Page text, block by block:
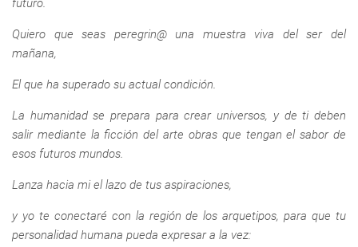
futuro.
Quiero que seas peregrin@ una muestra viva del ser del
mañana,
El que ha superado su actual condición.
La humanidad se prepara para crear universos, y de ti deben
salir mediante la ficción del arte obras que tengan el sabor de
esos futuros mundos.
Lanza hacia mi el lazo de tus aspiraciones,
y yo te conectaré con la región de los arquetipos, para que tu
personalidad humana pueda expresar a la vez: